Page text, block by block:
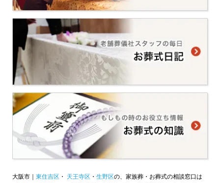
大阪市｜ 東住吉区 ・ 天王寺区 ・ 生野区の、家族葬・お葬式の相談窓口は